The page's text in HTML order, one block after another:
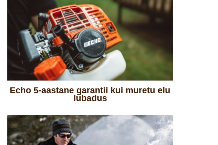
Echo 5-aastane garantii kui muretu elu
lubadus